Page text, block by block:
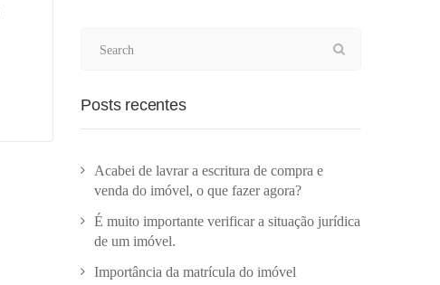
Posts recentes
Acabei de lavrar a escritura de compra e
venda do imóvel, o que fazer agora?
É muito importante verificar a situação jurídica
de um imóvel.
Importância da matrícula do imóvel